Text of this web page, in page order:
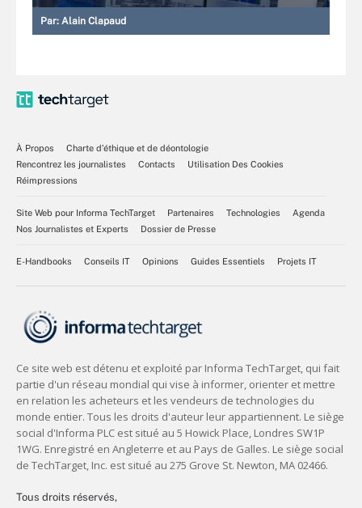
Par: Alain Clapaud
À Propos
Charte d’éthique et de déontologie
Rencontrez les journalistes
Contacts
Utilisation Des Cookies
Réimpressions
Site Web pour Informa TechTarget Partenaires Technologies
Agenda
Nos Journalistes et Experts
Dossier de Presse
E-Handbooks Conseils IT Opinions Guides Essentiels Projets IT
Tous droits réservés,